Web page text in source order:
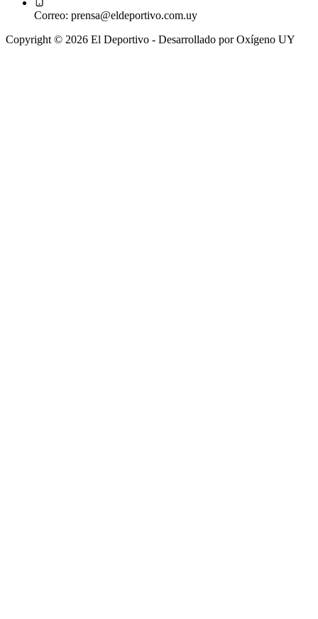
Correo: prensa@eldeportivo.com.uy
Copyright © 2026 El Deportivo - Desarrollado por Oxígeno UY